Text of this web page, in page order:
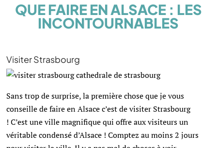
QUE FAIRE EN ALSACE : LES
INCONTOURNABLES
Visiter Strasbourg
Sans trop de surprise, la première chose que je vous
conseille de faire en Alsace c’est de visiter Strasbourg
!C’est une ville magnifique qui offre aux visiteurs un
véritable condensé d’Alsace ! Comptez au moins 2 jours